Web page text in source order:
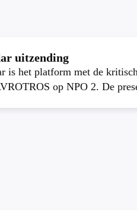
uitzending
is het platform met de
op NPO 2. De